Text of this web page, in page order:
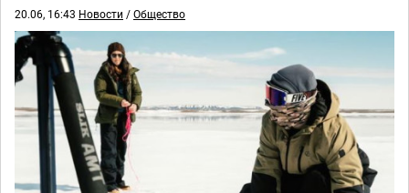
20.06, 16:43 Новости /Общество